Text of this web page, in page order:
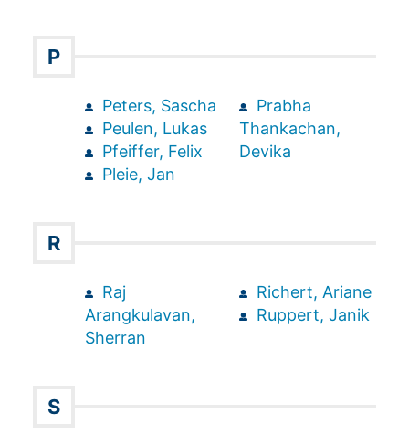
P
Peters, Sascha
Peulen, Lukas
Pfeiffer, Felix
Pleie, Jan
Prabha
Thankachan,
Devika
R
Raj
Arangkulavan,
Sherran
Richert, Ariane
Ruppert, Janik
S